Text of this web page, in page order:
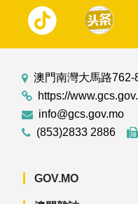
澳門南灣大馬路
https://
info@gcs.gov.mo
(853)2833 2886
GOV.MO